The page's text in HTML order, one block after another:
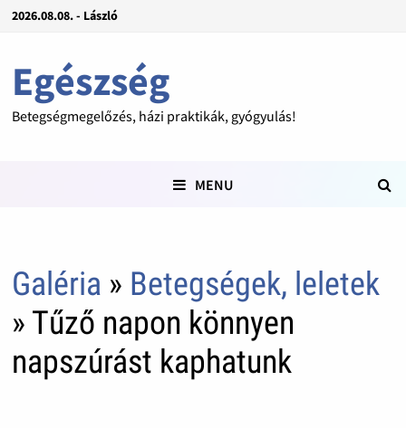
2026.08.08. - László
Egészség
Betegségmegelőzés, házi praktikák, gyógyulás!
MENU
Galéria » Betegségek, leletek
» Tűző napon könnyen
napszúrást kaphatunk